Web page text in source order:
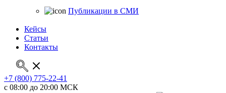
Публикации в СМИ
Кейсы
Статьи
Контакты
+7 (800) 775-22-41
с 08:00 до 20:00 МСК